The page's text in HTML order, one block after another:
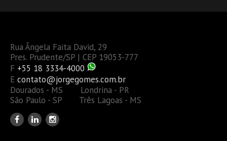
Rua Ângela Faita David, 29
Pres. Prudente/SP | CEP 19053-777
F +55 18 3334-4000
E contato@jorgegomes.com.br
Dourados - MS Londrina - PR
São Paulo - SP Três Lagoas - MS